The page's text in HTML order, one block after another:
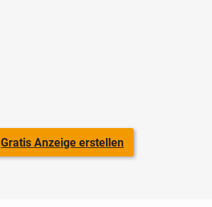
Gratis Anzeige erstellen